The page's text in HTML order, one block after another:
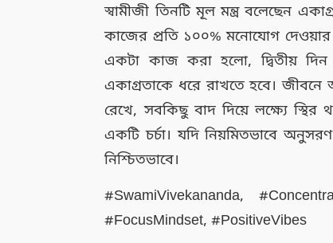
স্বামীজী তিনটি মূল মন্ত্র বলেছেন
কাজের প্রতি ১০০% মনোযোগ দেওয়ার
একটা কাজ করা হলো, দ্বিতীয় দিন
একাগ্রতাকে ধরে রাখতে হবে।
রেখে, সবকিছু বাদ দিয়ে লক্ষ্যে
একটি চর্চা। যদি নিয়মিতভাবে
নিশ্চিতভাবে।
#SwamiVivekananda,
#FocusMindset, #PositiveVibes